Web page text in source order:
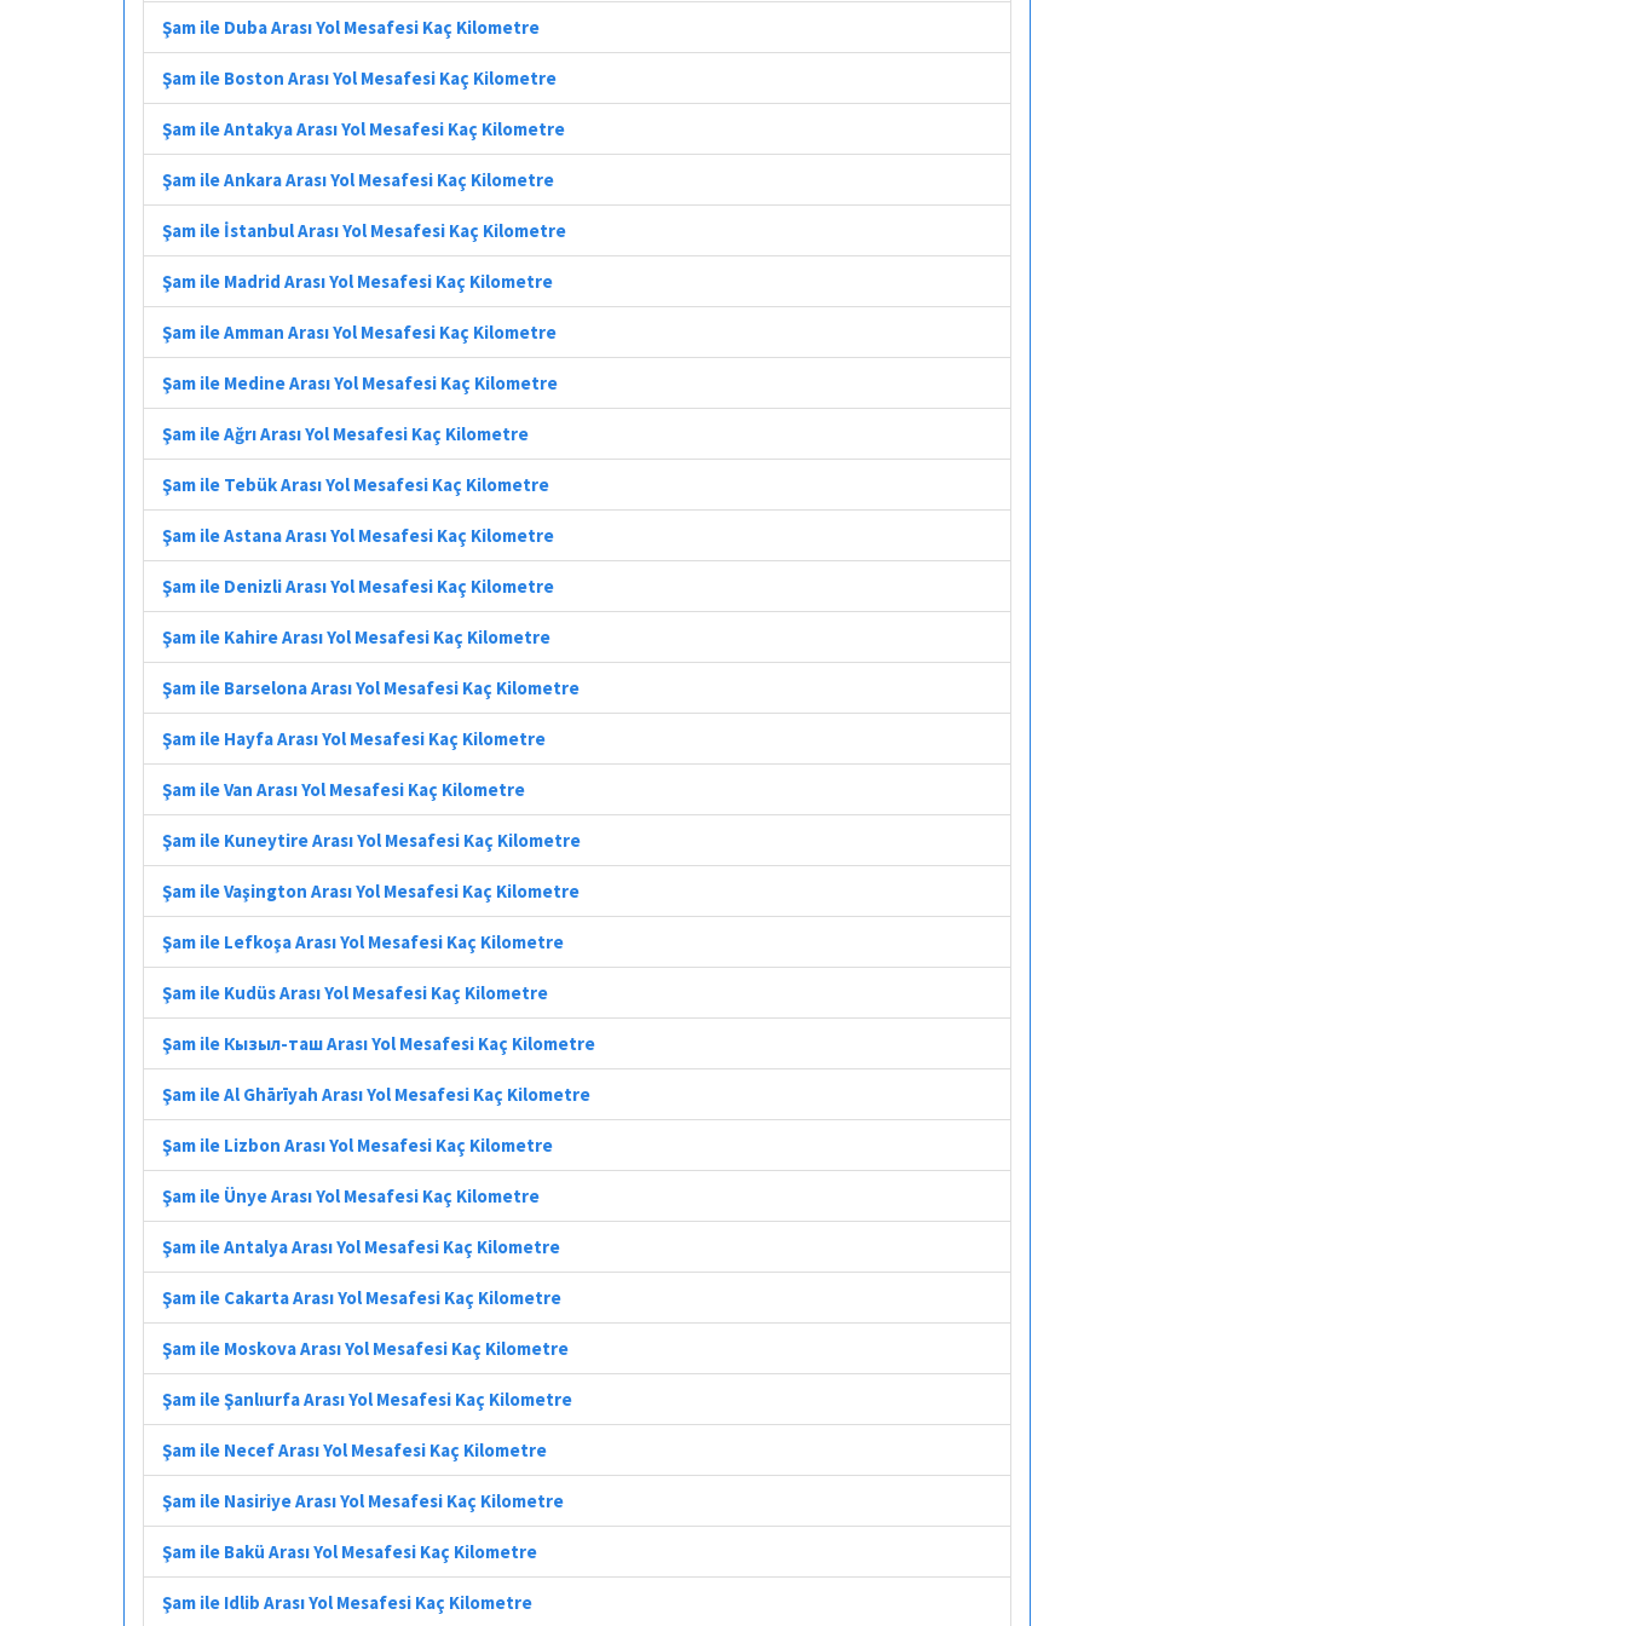
Şam ile Duba Arası Yol Mesafesi Kaç Kilometre
Şam ile Boston Arası Yol Mesafesi Kaç Kilometre
Şam ile Antakya Arası Yol Mesafesi Kaç Kilometre
Şam ile Ankara Arası Yol Mesafesi Kaç Kilometre
Şam ile İstanbul Arası Yol Mesafesi Kaç Kilometre
Şam ile Madrid Arası Yol Mesafesi Kaç Kilometre
Şam ile Amman Arası Yol Mesafesi Kaç Kilometre
Şam ile Medine Arası Yol Mesafesi Kaç Kilometre
Şam ile Ağrı Arası Yol Mesafesi Kaç Kilometre
Şam ile Tebük Arası Yol Mesafesi Kaç Kilometre
Şam ile Astana Arası Yol Mesafesi Kaç Kilometre
Şam ile Denizli Arası Yol Mesafesi Kaç Kilometre
Şam ile Kahire Arası Yol Mesafesi Kaç Kilometre
Şam ile Barselona Arası Yol Mesafesi Kaç Kilometre
Şam ile Hayfa Arası Yol Mesafesi Kaç Kilometre
Şam ile Van Arası Yol Mesafesi Kaç Kilometre
Şam ile Kuneytire Arası Yol Mesafesi Kaç Kilometre
Şam ile Vaşington Arası Yol Mesafesi Kaç Kilometre
Şam ile Lefkoşa Arası Yol Mesafesi Kaç Kilometre
Şam ile Kudüs Arası Yol Mesafesi Kaç Kilometre
Şam ile Кызыл-таш Arası Yol Mesafesi Kaç Kilometre
Şam ile Al Ghārīyah Arası Yol Mesafesi Kaç Kilometre
Şam ile Lizbon Arası Yol Mesafesi Kaç Kilometre
Şam ile Ünye Arası Yol Mesafesi Kaç Kilometre
Şam ile Antalya Arası Yol Mesafesi Kaç Kilometre
Şam ile Cakarta Arası Yol Mesafesi Kaç Kilometre
Şam ile Moskova Arası Yol Mesafesi Kaç Kilometre
Şam ile Şanlıurfa Arası Yol Mesafesi Kaç Kilometre
Şam ile Necef Arası Yol Mesafesi Kaç Kilometre
Şam ile Nasiriye Arası Yol Mesafesi Kaç Kilometre
Şam ile Bakü Arası Yol Mesafesi Kaç Kilometre
Şam ile Idlib Arası Yol Mesafesi Kaç Kilometre